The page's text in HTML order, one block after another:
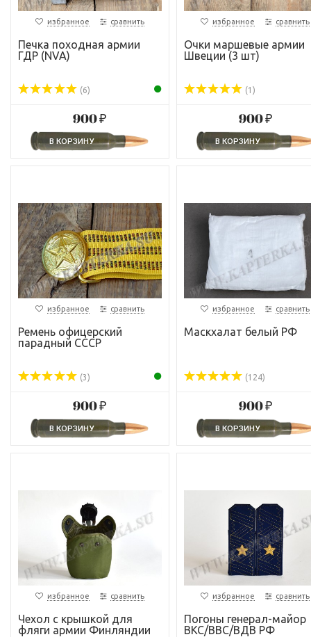
избранное сравнить
Печка походная армии
ГДР (NVA)
(6)
900 ₽
избранное сравнить
Очки маршевые армии
Швеции (3 шт)
(1)
900 ₽
избранное сравнить
Ремень офицерский
парадный СССР
(3)
900 ₽
избранное сравнить
Маскхалат белый РФ
(124)
900 ₽
избранное сравнить
Чехол с крышкой для
фляги армии Финляндии
избранное сравнить
Погоны генерал-майор
ВКС/ВВС/ВДВ РФ